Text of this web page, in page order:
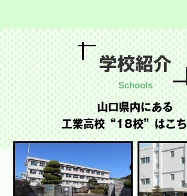
学校紹介
山口県内にある
工業高校“18校”はこち